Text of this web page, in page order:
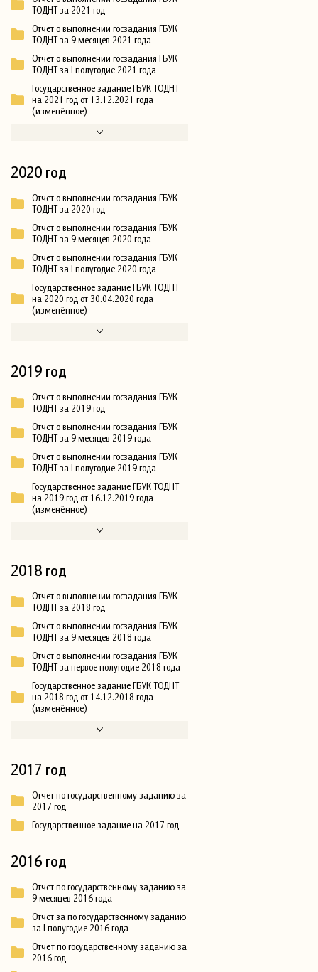
ТОДНТ за 2021 год
Отчет о выполнении госзадания ГБУК
ТОДНТ за 9 месяцев 2021 года
Отчет о выполнении госзадания ГБУК
ТОДНТ за I полугодие 2021 года
Государственное задание ГБУК ТОДНТ
на 2021 год от 13.12.2021 года
(изменённое)
2020 год
Отчет о выполнении госзадания ГБУК
ТОДНТ за 2020 год
Отчет о выполнении госзадания ГБУК
ТОДНТ за 9 месяцев 2020 года
Отчет о выполнении госзадания ГБУК
ТОДНТ за I полугодие 2020 года
Государственное задание ГБУК ТОДНТ
на 2020 год от 30.04.2020 года
(изменённое)
2019 год
Отчет о выполнении госзадания ГБУК
ТОДНТ за 2019 год
Отчет о выполнении госзадания ГБУК
ТОДНТ за 9 месяцев 2019 года
Отчет о выполнении госзадания ГБУК
ТОДНТ за I полугодие 2019 года
Государственное задание ГБУК ТОДНТ
на 2019 год от 16.12.2019 года
(изменённое)
2018 год
Отчет о выполнении госзадания ГБУК
ТОДНТ за 2018 год
Отчет о выполнении госзадания ГБУК
ТОДНТ за 9 месяцев 2018 года
Отчет о выполнении госзадания ГБУК
ТОДНТ за первое полугодие 2018 года
Государственное задание ГБУК ТОДНТ
на 2018 год от 14.12.2018 года
(изменённое)
2017 год
Отчет по государственному заданию за
2017 год
Государственное задание на 2017 год
2016 год
Отчет по государственному заданию за
9 месяцев 2016 года
Отчет за по государственному заданию
за I полугодие 2016 года
Отчёт по государственному заданию за
2016 год